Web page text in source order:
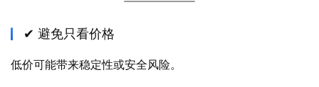
✔ 避免只看价格
低价可能带来稳定性或安全风险。